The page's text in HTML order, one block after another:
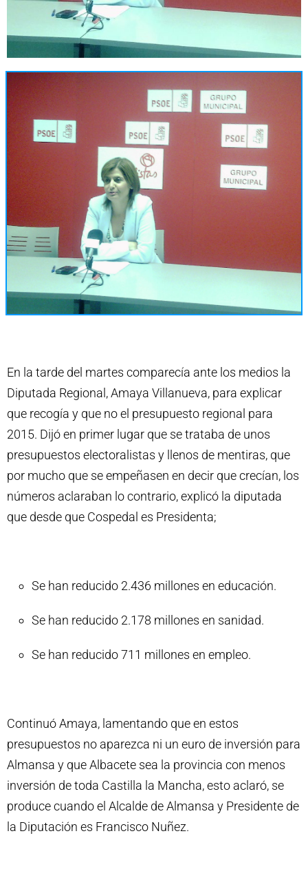
En la tarde del martes comparecía ante los medios la
Diputada Regional, Amaya Villanueva, para explicar
que recogía y que no el presupuesto regional para
2015. Dijó en primer lugar que se trataba de unos
presupuestos electoralistas y llenos de mentiras, que
por mucho que se empeñasen en decir que crecían, los
números aclaraban lo contrario, explicó la diputada
que desde que Cospedal es Presidenta;
Se han reducido 2.436 millones en educación.
Se han reducido 2.178 millones en sanidad.
Se han reducido 711 millones en empleo.
Continuó Amaya, lamentando que en estos
presupuestos no aparezca ni un euro de inversión para
Almansa y que Albacete sea la provincia con menos
inversión de toda Castilla la Mancha, esto aclaró, se
produce cuando el Alcalde de Almansa y Presidente de
la Diputación es Francisco Nuñez.